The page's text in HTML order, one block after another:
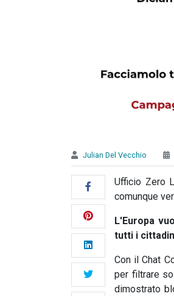
Julian Del Vecchio
Ufficio Zero
comunque
L'Europa
tutti i
Con il Chat
per filtrare
dimostrato